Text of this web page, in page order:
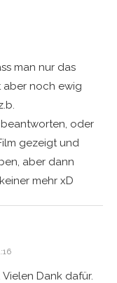
man nur das
aber noch ewig
oder
gezeigt und
aber dann
mehr xD
Dank dafür.